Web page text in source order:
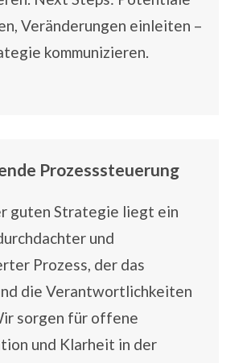
Veränderungen einleiten –
kommunizieren.
Prozesssteuerung
guten Strategie liegt ein
und
Prozess, der das
die Verantwortlichkeiten
sorgen für offene
und Klarheit in der